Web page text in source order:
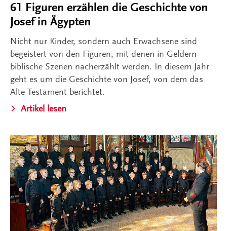
61 Figuren erzählen die Geschichte von
Josef in Ägypten
Nicht nur Kinder, sondern auch Erwachsene sind
begeistert von den Figuren, mit denen in Geldern
biblische Szenen nacherzählt werden. In diesem Jahr
geht es um die Geschichte von Josef, von dem das
Alte Testament berichtet.
Artikel lesen